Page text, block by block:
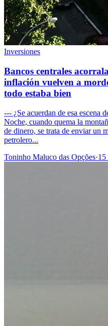
Inversiones
Bancos centrales
inflación vuelven a
todo estaba bien
--- ¿Se acuerdan de esa escena
Noche, cuando quema la
de dinero, se trata de enviar un
petrolero...
Toninho Maluco das Opções·15